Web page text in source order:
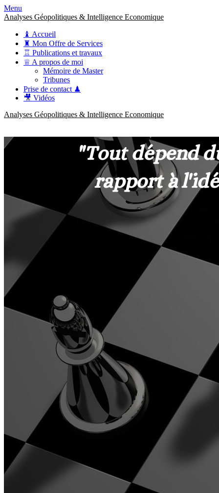
Menu
Analyses Géopolitiques & Intelligence Economique
♝ Accueil
♜ Mon Offre de Services
♖ Publications et travaux
♕ A propos de moi
Mémoire de Master
Tribunes
Prise de contact ♟
🎥 Vidéos
Analyses Géopolitiques & Intelligence Economique